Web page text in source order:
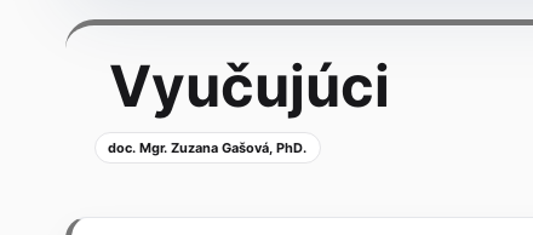
Vyučujúci
doc. Mgr. Zuzana Gašová, PhD.